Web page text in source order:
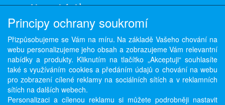
Ako nakúpiť
Doprava a platba
Obchodné podmienky
Ochrana osobných údajov
Odstúpenie od zmluvy
Copyright © ABRA Software a.s. 2026,
Principy ochrany soukromí
Přizpůsobujeme se Vám na míru. Na základě Vašeho chování na
webu personalizujeme jeho obsah a zobrazujeme Vám relevantní
nabídky a produkty. Kliknutím na tlačítko „Akceptuji“ souhlasíte
také s využíváním cookies a předáním údajů o chování na webu
pro zobrazení cílené reklamy na sociálních sítích a v reklamních
sítích na dalších webech.
Personalizaci a cílenou reklamu si můžete podrobněji nastavit